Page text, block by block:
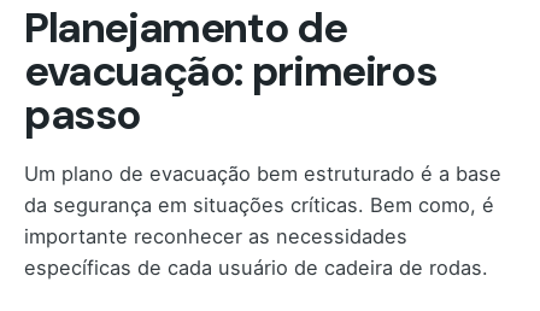
Planejamento de
evacuação: primeiros
passo
Um plano de evacuação bem estruturado é a base
da segurança em situações críticas. Bem como, é
importante reconhecer as necessidades
específicas de cada usuário de cadeira de rodas.